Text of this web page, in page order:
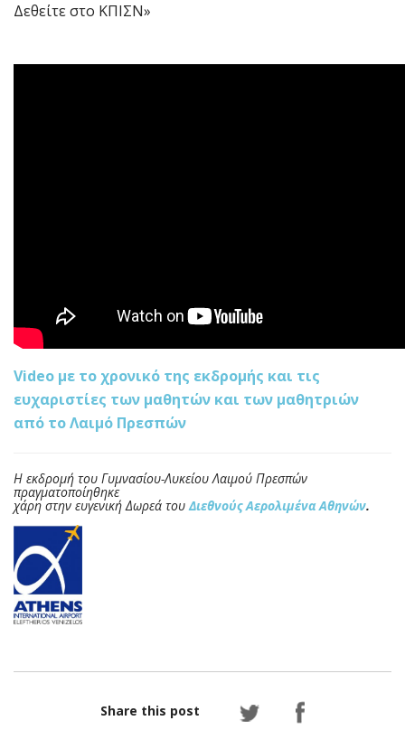
Δεθείτε στο ΚΠΙΣΝ»
Video με το χρονικό της εκδρομής και τις
ευχαριστίες των μαθητών και των μαθητριών
από το Λαιμό Πρεσπών
Η εκδρομή του Γυμνασίου-Λυκείου Λαιμού Πρεσπών
πραγματοποίηθηκε
χάρη στην ευγενική Δωρεά του Διεθνούς Αερολιμένα Αθηνών.
Share this post